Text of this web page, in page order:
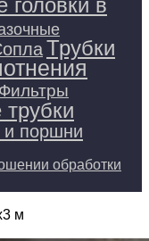
головки в
Трубки
Фильтры
и поршни
обработки
м